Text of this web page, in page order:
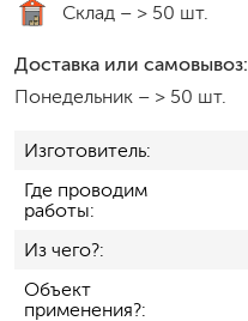
Склад – > 50 шт.
Доставка или самовывоз:
Понедельник – > 50 шт.
Изготовитель
Где проводим
работы
Из чего?
Объект
применения?